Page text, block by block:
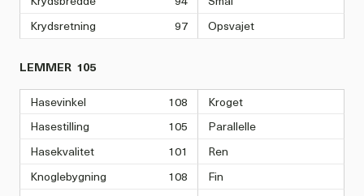
Krydsretning
97 Opsvajet
LEMMER 105
Hasevinkel 108
Kroget
Hasestilling
105
Parallelle
Hasekvalitet
101
Ren
Knoglebygning
108
Fin